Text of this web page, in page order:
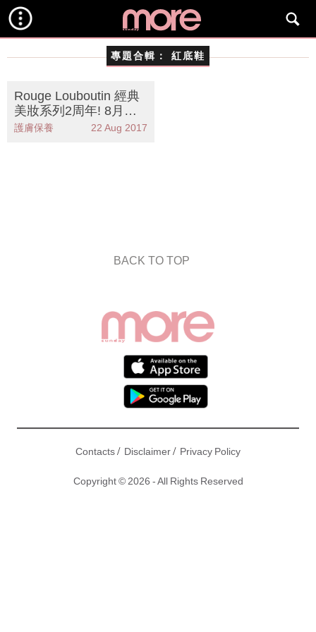
專題合輯： 紅底鞋
Rouge Louboutin 經典
美妝系列2周年! 8月限
定 紅底鞋美甲印章服務
護膚保養 22 Aug 2017
BACK TO TOP
Contacts/ Disclaimer/ Privacy Policy
Copyright © 2026 - All Rights Reserved